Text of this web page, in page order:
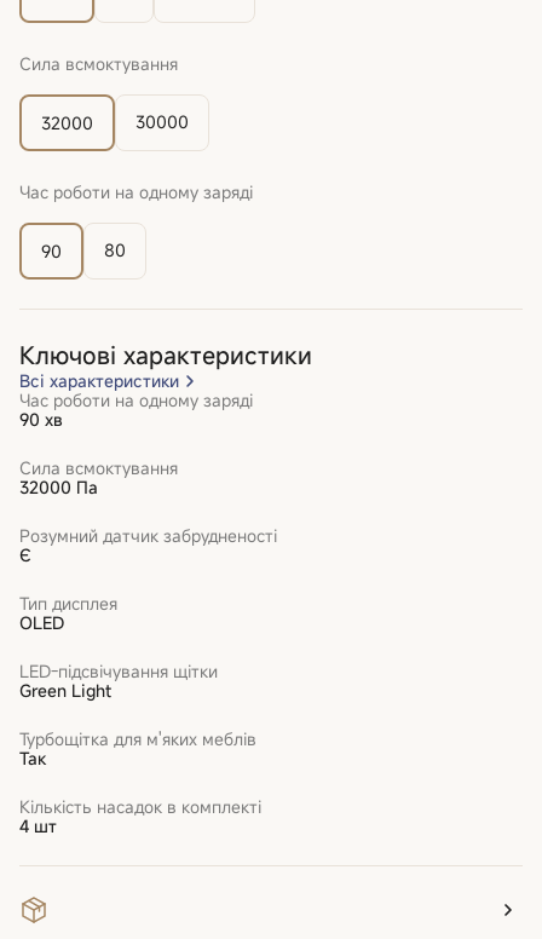
Сила всмоктування
32000 30000
Час роботи на одному заряді
90 80
Ключові характеристики
Всі характеристики
Час роботи на одному заряді
90 хв
Сила всмоктування
32000 Па
Розумний датчик забрудненості
Є
Тип дисплея
ОLED
LED-підсвічування щітки
Green Light
Турбощітка для м'яких меблів
Так
Кількість насадок в комплекті
4 шт